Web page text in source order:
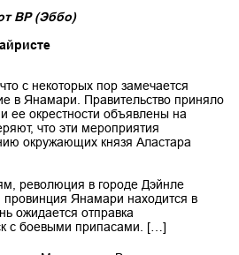
ВР (Эббо)
с некоторых пор замечается
в Янамари. Правительство приняло
ее окрестности объявлены на
что эти мероприятия
окружающих князя Аластара
революция в городе Дэйнле
провинция Янамари находится в
ожидается отправка
с боевыми припасами. […]